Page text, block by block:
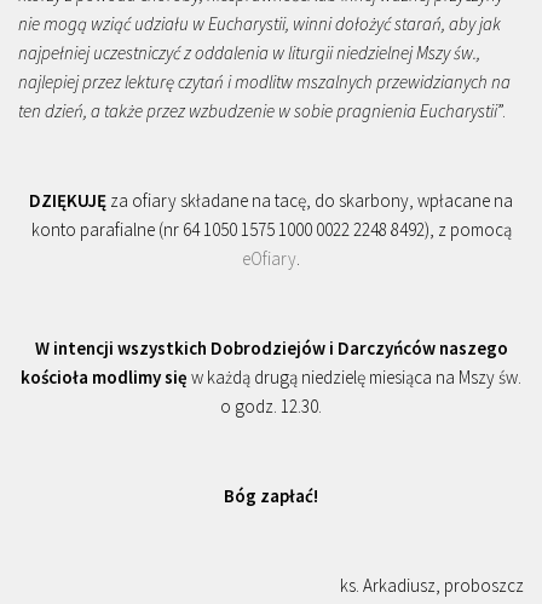
nie mogą wziąć udziału w Eucharystii, winni dołożyć starań, aby jak
najpełniej uczestniczyć z oddalenia w liturgii niedzielnej Mszy św.,
najlepiej przez lekturę czytań i modlitw mszalnych przewidzianych na
ten dzień, a także przez wzbudzenie w sobie pragnienia Eucharystii”.
DZIĘKUJĘ za ofiary składane na tacę, do skarbony, wpłacane na
konto parafialne (nr 64 1050 1575 1000 0022 2248 8492), z pomocą
eOfiary
W intencji wszystkich Dobrodziejów i Darczyńców naszego
kościoła modlimy się w każdą drugą niedzielę miesiąca na Mszy św.
o godz. 12.30.
Bóg zapłać!
ks. Arkadiusz, proboszcz